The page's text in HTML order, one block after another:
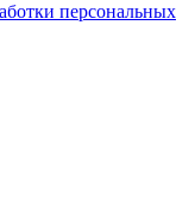
персональных